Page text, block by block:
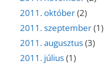
2011. október(2)
2011. szeptember(1)
2011. augusztus(3)
2011. július(1)